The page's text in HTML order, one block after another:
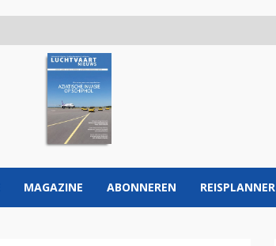
MAGAZINE ABONNEREN REISPLANNER